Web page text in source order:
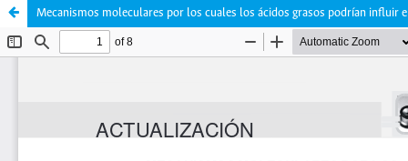
Mecanismos moleculares por los cuales los ácidos grasos podrían influir